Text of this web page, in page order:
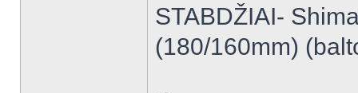
STABDŽIAI-
(180/160mm)